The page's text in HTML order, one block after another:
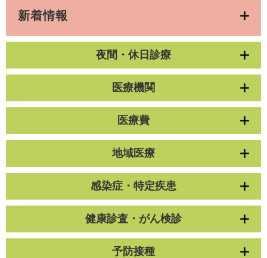
新着情報
夜間・休日診療
医療機関
医療費
地域医療
感染症・特定疾患
健康診査・がん検診
予防接種